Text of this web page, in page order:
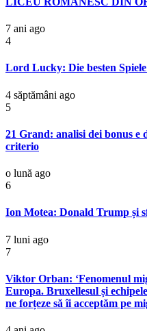
7 ani ago
4
Lord Lucky: Die besten
4 săptămâni ago
5
21 Grand: analisi dei bonus e
criterio
o lună ago
6
Ion Motea: Donald Trump și
7 luni ago
7
Viktor Orban: ‘Fenomenul
Europa. Bruxellesul și
ne forțeze să îi acceptăm pe